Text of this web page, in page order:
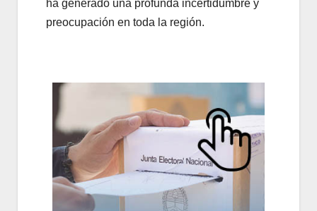
ha generado una profunda incertidumbre y
preocupación en toda la región.